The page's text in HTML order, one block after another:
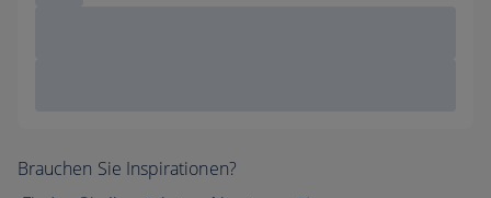
Brauchen Sie Inspirationen?